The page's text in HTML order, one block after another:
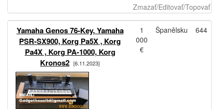
Zmazať/Editovať/Topovať
Yamaha Genos 76-Key, Yamaha
PSR-SX900, Korg Pa5X , Korg
Pa4X , Korg PA-1000, Korg
Kronos2 [6.11.2023]
1
000
€
Španělsku 644